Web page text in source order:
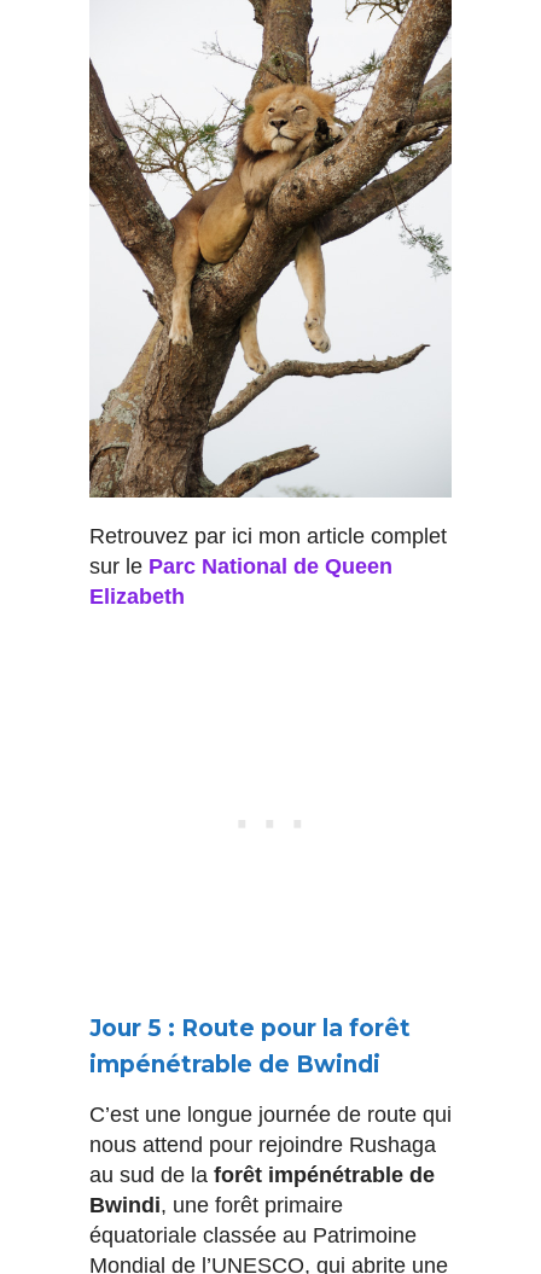
Retrouvez par ici mon article complet
sur le Parc National de Queen
Elizabeth
Jour 5 : Route pour la forêt
impénétrable de Bwindi
C’est une longue journée de route qui
nous attend pour rejoindre Rushaga
au sud de la forêt impénétrable de
Bwindi, une forêt primaire
équatoriale classée au Patrimoine
Mondial de l’UNESCO, qui abrite une